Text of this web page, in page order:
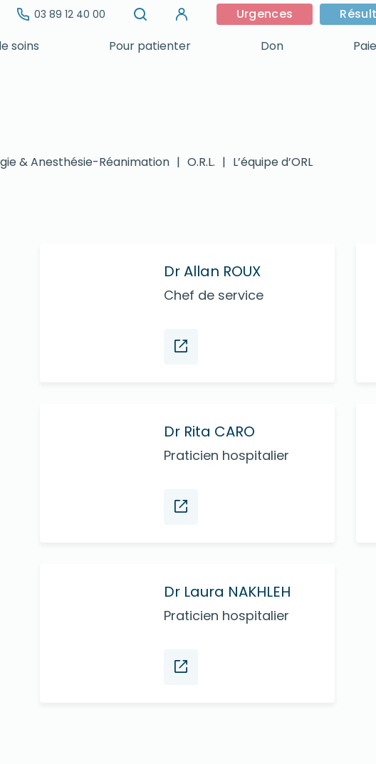
03 89 12 40 00 Urgences
soins
Pour patienter Don
& Anesthésie-Réanimation | O.R.L. | L’équipe d’ORL
Dr Allan ROUX
Chef de service
Dr Rita CARO
Praticien hospitalier
Dr Laura NAKHLEH
Praticien hospitalier